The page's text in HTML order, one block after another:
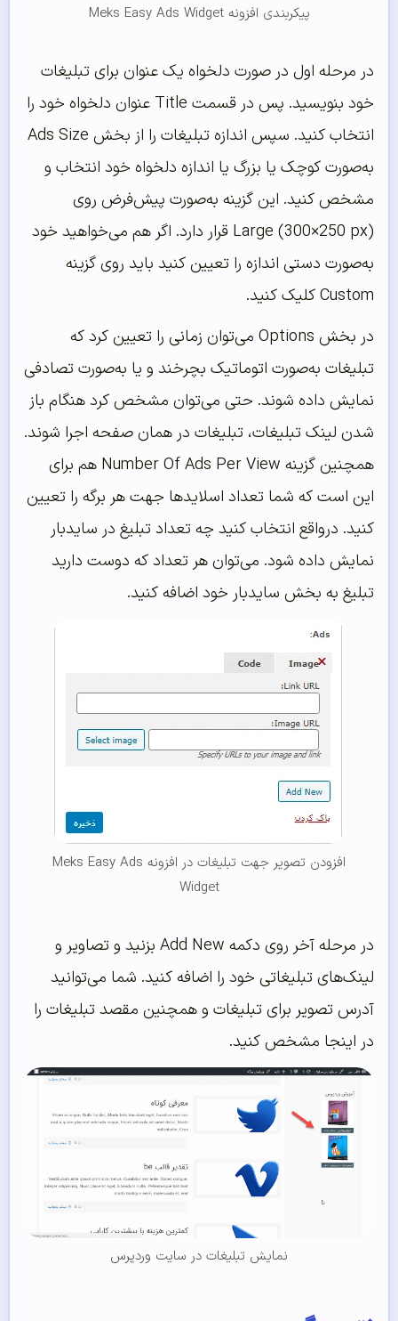
پیکربندی افزونه Meks Easy Ads Widget
در مرحله اول در صورت دلخواه یک عنوان برای تبلیغات
خود بنویسید. پس در قسمت Title عنوان دلخواه خود را
انتخاب کنید. سپس اندازه تبلیغات را از بخش Ads Size
به‌صورت کوچک یا بزرگ یا اندازه دلخواه خود انتخاب و
مشخص کنید. این گزینه به‌صورت پیش‌فرض روی
(Large (300×250 px قرار دارد. اگر هم می‌خواهید خود
به‌صورت دستی اندازه را تعیین کنید باید روی گزینه
Custom کلیک کنید.
در بخش Options می‌توان زمانی را تعیین کرد که
تبلیغات به‌صورت اتوماتیک بچرخند و یا به‌صورت تصادفی
نمایش داده شوند. حتی می‌توان مشخص کرد هنگام باز
شدن لینک تبلیغات، تبلیغات در همان صفحه اجرا شوند.
همچنین گزینه Number Of Ads Per View هم برای
این است که شما تعداد اسلایدها جهت هر برگه را تعیین
کنید. درواقع انتخاب کنید چه تعداد تبلیغ در سایدبار
نمایش داده شود. می‌توان هر تعداد که دوست دارید
تبلیغ به بخش سایدبار خود اضافه کنید.
افزودن تصویر جهت تبلیغات در افزونه Meks Easy Ads
Widget
در مرحله آخر روی دکمه Add New بزنید و تصاویر و
لینک‌های تبلیغاتی خود را اضافه کنید. شما می‌توانید
آدرس تصویر برای تبلیغات و همچنین مقصد تبلیغات را
در اینجا مشخص کنید.
نمایش تبلیغات در سایت وردپرس